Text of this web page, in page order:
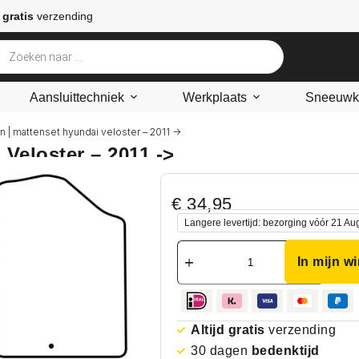
verzending
Aansluittechniek Werkplaats
| mattenset hyundai veloster – 2011 ->
– 2011 ->
€34,95
Langere levertijd: bezorging vóór 21
In mijn
Altijd gratis verzending
30 dagen bedenktijd